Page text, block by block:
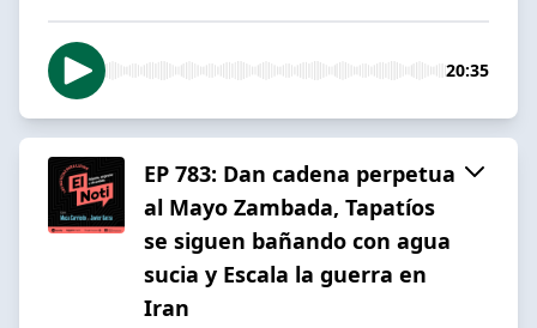
20:35
EP 783: Dan cadena perpetua
al Mayo Zambada, Tapatíos
se siguen bañando con agua
sucia y Escala la guerra en
Iran